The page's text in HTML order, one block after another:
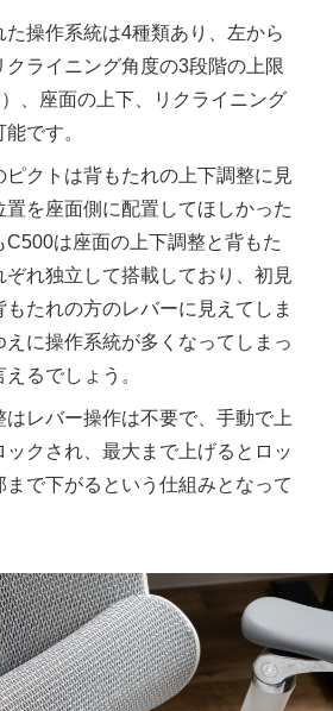
た操作系統は4種類あり、左から
クライニング角度の3段階の上限
、座面の上下、リクライニング
です。
ピクトは背もたれの上下調整に見
置を座面側に配置してほしかった
C500は座面の上下調整と背もた
ぞれ独立して搭載しており、初見
たれの方のレバーに見えてしま
えに操作系統が多くなってしまっ
るでしょう。
レバー操作は不要で、手動で上
クされ、最大まで上げるとロッ
まで下がるという仕組みとなって